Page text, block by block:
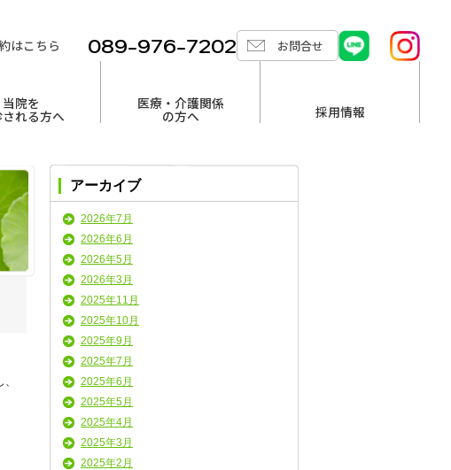
はこちら 089-976-7202 お問合せ
当院を
れる方へ
医療・介護関係
の方へ 採用情報
アーカイブ
2026年7月
2026年6月
2026年5月
2026年3月
2025年11月
2025年10月
2025年9月
2025年7月
2025年6月
2025年5月
2025年4月
2025年3月
2025年2月